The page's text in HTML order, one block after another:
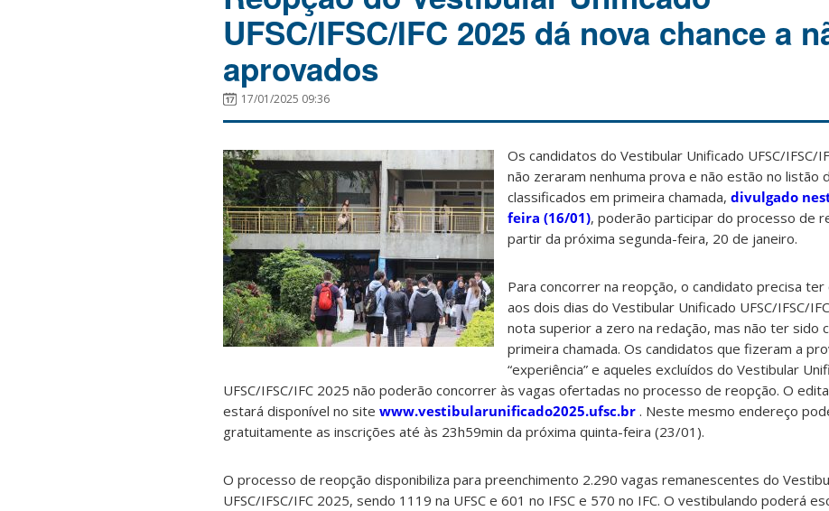
UFSC/IFSC/IFC 2025 dá nova chance a
aprovados
17/01/2025 09:36
Os candidatos do Vestibular Unificado UFSC/IFSC/
não zeraram nenhuma prova e não estão no listão
classificados em primeira chamada, divulgado
feira (16/01), poderão participar do processo de
partir da próxima segunda-feira, 20 de janeiro.
Para concorrer na reopção, o candidato precisa ter
aos dois dias do Vestibular Unificado UFSC/IFSC/
nota superior a zero na redação, mas não ter sido
primeira chamada. Os candidatos que fizeram a
“experiência” e aqueles excluídos do Vestibular
UFSC/IFSC/IFC 2025 não poderão concorrer às vagas ofertadas no processo de reopção. O
estará disponível no site www.vestibularunificado2025.ufsc.br . Neste mesmo endereço
gratuitamente as inscrições até às 23h59min da próxima quinta-feira (23/01).
O processo de reopção disponibiliza para preenchimento 2.290 vagas remanescentes do
UFSC/IFSC/IFC 2025, sendo 1119 na UFSC e 601 no IFSC e 570 no IFC. O vestibulando poderá